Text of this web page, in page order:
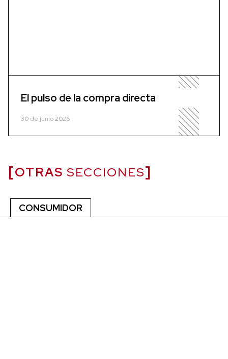
El pulso de la compra directa
30 de junio 2026
OTRAS SECCIONES
CONSUMIDOR